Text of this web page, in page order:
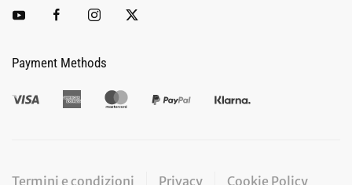
Payment Methods
Termini e condizioni Privacy Cookie Policy